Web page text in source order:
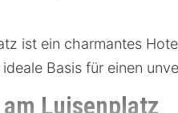
ist ein charmantes
Basis für einen
Luisenplatz